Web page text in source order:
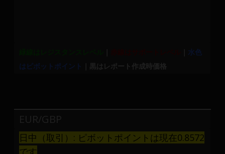
｜水色
はピボットポイント
｜黒はレポート作成時価格
EUR/GBP
日中（取引）: ピボットポイントは現在0.8572
です